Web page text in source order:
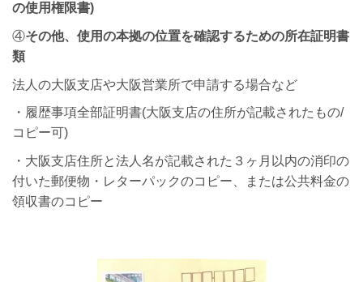
の使用権限書)
④その他、使用の本拠の位置を確認するための所在証明書
類
法人の大阪支店や大阪営業所で申請する場合など
・履歴事項全部証明書(大阪支店の住所が記載されたもの/
コピー可)
・大阪支店住所と法人名が記載された３ヶ月以内の消印の
付いた郵便物・レターパックのコピー、または公共料金の
領収書のコピー